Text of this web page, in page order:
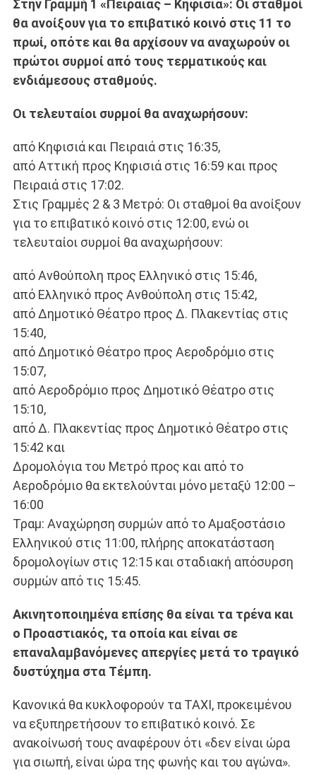
Στην Γραμμή 1 «Πειραιάς – Κηφισιά»: Οι σταθμοί
θα ανοίξουν για το επιβατικό κοινό στις 11 το
πρωί, οπότε και θα αρχίσουν να αναχωρούν οι
πρώτοι συρμοί από τους τερματικούς και
ενδιάμεσους σταθμούς.
Οι τελευταίοι συρμοί θα αναχωρήσουν:
από Κηφισιά και Πειραιά στις 16:35,
από Αττική προς Κηφισιά στις 16:59 και προς
Πειραιά στις 17:02.
Στις Γραμμές 2 & 3 Μετρό: Οι σταθμοί θα ανοίξουν
για το επιβατικό κοινό στις 12:00, ενώ οι
τελευταίοι συρμοί θα αναχωρήσουν:
από Ανθούπολη προς Ελληνικό στις 15:46,
από Ελληνικό προς Ανθούπολη στις 15:42,
από Δημοτικό Θέατρο προς Δ. Πλακεντίας στις
15:40,
από Δημοτικό Θέατρο προς Αεροδρόμιο στις
15:07,
από Αεροδρόμιο προς Δημοτικό Θέατρο στις
15:10,
από Δ. Πλακεντίας προς Δημοτικό Θέατρο στις
15:42 και
Δρομολόγια του Μετρό προς και από το
Αεροδρόμιο θα εκτελούνται μόνο μεταξύ 12:00 –
16:00
Τραμ: Αναχώρηση συρμών από το Αμαξοστάσιο
Ελληνικού στις 11:00, πλήρης αποκατάσταση
δρομολογίων στις 12:15 και σταδιακή απόσυρση
συρμών από τις 15:45.
Ακινητοποιημένα επίσης θα είναι τα τρένα και
ο Προαστιακός, τα οποία και είναι σε
επαναλαμβανόμενες απεργίες μετά το τραγικό
δυστύχημα στα Τέμπη.
Κανονικά θα κυκλοφορούν τα ΤΑΧΙ, προκειμένου
να εξυπηρετήσουν το επιβατικό κοινό. Σε
ανακοίνωσή τους αναφέρουν ότι «δεν είναι ώρα
για σιωπή, είναι ώρα της φωνής και του αγώνα».